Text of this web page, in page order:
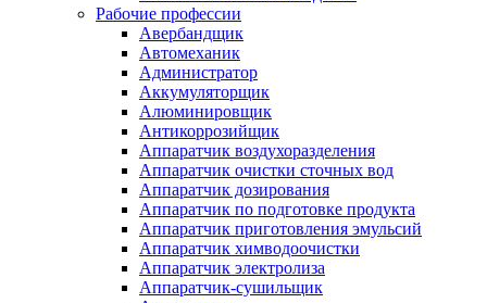
Рабочие профессии
Авербандщик
Автомеханик
Администратор
Аккумуляторщик
Алюминировщик
Антикоррозийщик
Аппаратчик воздухоразделения
Аппаратчик очистки сточных вод
Аппаратчик дозирования
Аппаратчик по подготовке продукта
Аппаратчик приготовления эмульсий
Аппаратчик химводоочистки
Аппаратчик электролиза
Аппаратчик-сушильщик